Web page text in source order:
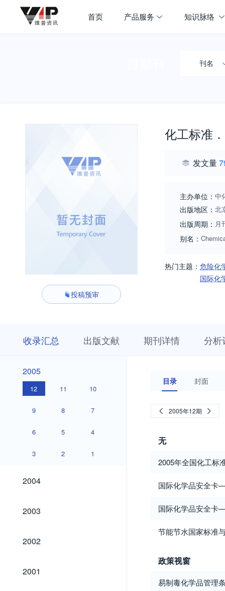
首页 产品服务 知识脉络
刊名
投稿预审
化工标准
发文量
主办单位： 中
出版地区： 北
出版周期： 月
别名：
热门主题： 危险化
国际化
收录汇总 出版文献 期刊详情 分析
2005
2005
12 11 10
9 8 7
6 5 4
3 2 1
2004
2004
2003
2003
2002
2002
2001
2001
目录 封面
2005年12期
无
2005年全国化工标
国际化学品安全
国际化学品安全
节能节水国家标准
政策视窗
易制毒化学品管理